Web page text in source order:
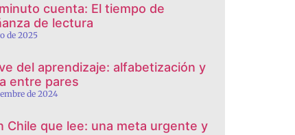
cuenta: El tiempo de
de lectura
de 2025
del aprendizaje: alfabetización y
entre pares
de 2024
Chile que lee: una meta urgente y